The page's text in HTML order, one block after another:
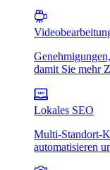
damit Sie mehr
Lokales SEO
Multi-Standort-
automatisieren